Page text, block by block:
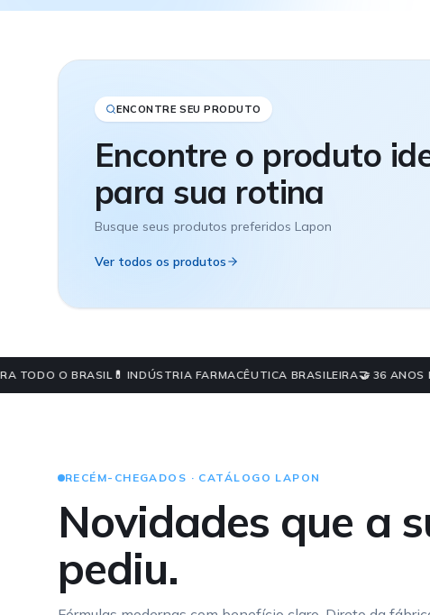
ENCONTRE SEU PRODUTO
Encontre o produto
para sua rotina
Busque seus produtos preferidos Lapon
Ver todos os produtos
O BRASIL💊 INDÚSTRIA FARMACÊUTICA BRASILEIRA🤝 36 ANOS DE
RECÉM-CHEGADOS · CATÁLOGO LAPON
Novidades que a
pediu.